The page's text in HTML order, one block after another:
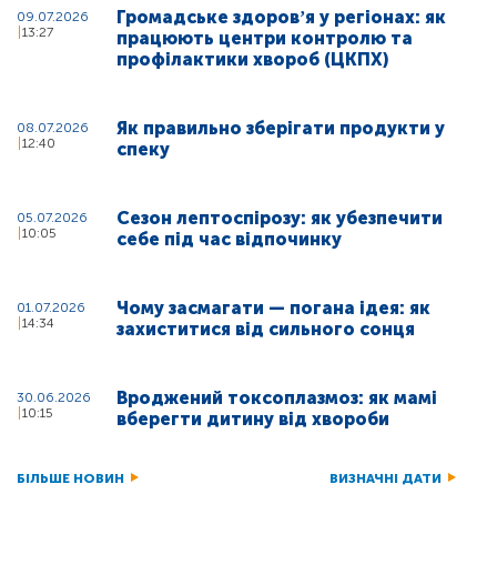
09.07.2026
13:27
Громадське здоровʼя у регіонах: як
працюють центри контролю та
профілактики хвороб (ЦКПХ)
08.07.2026
12:40
Як правильно зберігати продукти у
спеку
05.07.2026
10:05
Сезон лептоспірозу: як убезпечити
себе під час відпочинку
01.07.2026
14:34
Чому засмагати — погана ідея: як
захиститися від сильного сонця
30.06.2026
10:15
Вроджений токсоплазмоз: як мамі
вберегти дитину від хвороби
БІЛЬШЕ НОВИН ВИЗНАЧНІ ДАТИ